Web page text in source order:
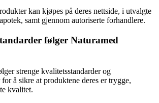
kan kjøpes på deres nettside, i utvalgte
samt gjennom autoriserte forhandlere.
følger Naturamed
strenge kvalitetsstandarder og
å sikre at produktene deres er trygge,
kvalitet.